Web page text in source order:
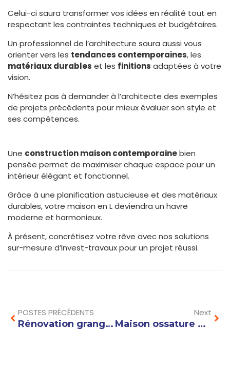
Celui-ci saura transformer vos idées en réalité tout en
respectant les contraintes techniques et budgétaires.
Un professionnel de l’architecture saura aussi vous
orienter vers les tendances contemporaines, les
matériaux durables et les finitions adaptées à votre
vision.
N’hésitez pas à demander à l’architecte des exemples
de projets précédents pour mieux évaluer son style et
ses compétences.
Une construction maison contemporainebien
pensée permet de maximiser chaque espace pour un
intérieur élégant et fonctionnel.
Grâce à une planification astucieuse et des matériaux
durables, votre maison en L deviendra un havre
moderne et harmonieux.
À présent, concrétisez votre rêve avec nos solutions
sur-mesure d’Invest-travaux pour un projet réussi.
POSTES PRÉCÉDENTS
Rénovation grange : transformer un ancien bâtiment en maison moderne et lumineuse
Next
Maison ossature metallique : avantages et inconvénients pour votre projet de construction